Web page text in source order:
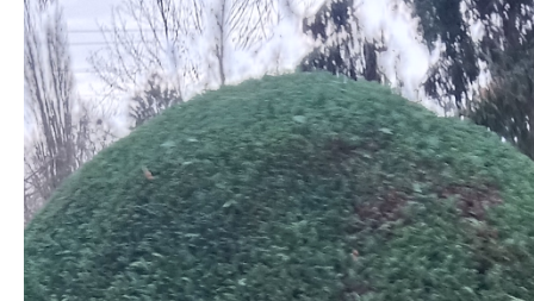
#entretien espace vert